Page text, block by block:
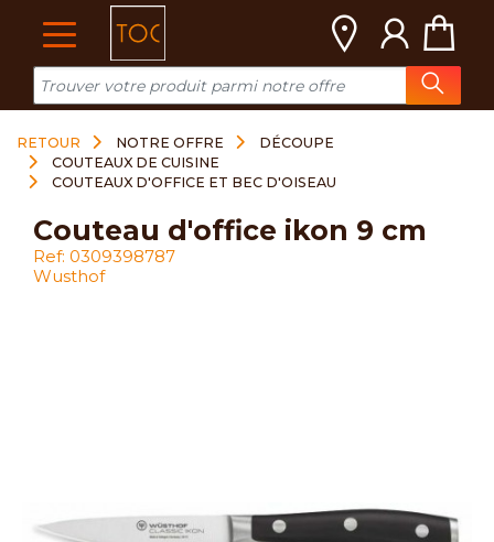
RETOUR NOTRE OFFRE
DÉCOUPE
COUTEAUX DE CUISINE
COUTEAUX D'OFFICE ET BEC D'OISEAU
couteau d'office ikon 9 cm
Ref: 0309398787
Wusthof
Cookies management panel